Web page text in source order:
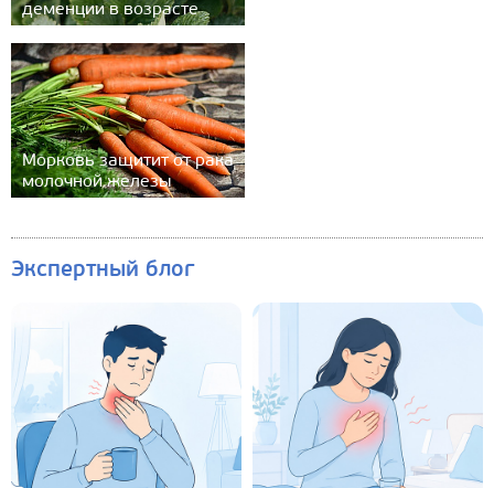
деменции в возрасте
Морковь защитит от рака
молочной железы
Экспертный блог